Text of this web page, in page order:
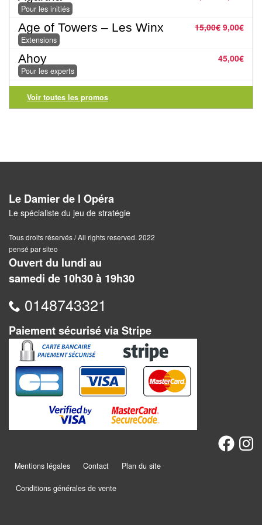
Pour
2
Joueurs
Ambiance
Coopératif
Game
Enquête
Jeux
évolutifs
Jeux
abstraits
Extensions
Casse-
têtes
Accessoires
Backgammon
Jeux
Dominos
Jeu
Pour les initiés
15,00€ 9,00€
Age of Towers – Les Winx
Extensions
45,00€
Ahoy
Pour les experts
Voir toutes les promos
Le Damier de l Opéra
Le spécialiste du jeu de stratégie
Tous droits réservés / All rights reserved. 2022
pensé par siteo
Ouvert du lundi au
samedi de 10h30 à 19h30
0148743321
Paiement sécurisé via Stripe
Mentions légales Contact Plan du site
Conditions générales de vente